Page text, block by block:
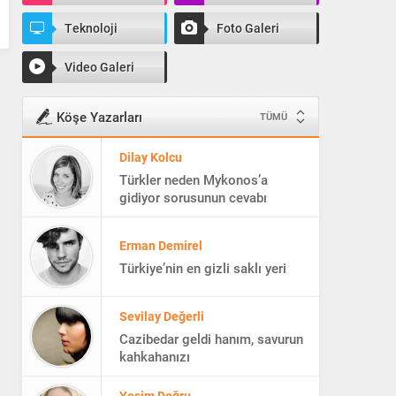
Teknoloji Foto Galeri
Video Galeri
Köşe Yazarları TÜMÜ
Dilay Kolcu
Türkler neden Mykonos’a
gidiyor sorusunun cevabı
Erman Demirel
Türkiye’nin en gizli saklı yeri
Sevilay Değerli
Cazibedar geldi hanım, savurun
kahkahanızı